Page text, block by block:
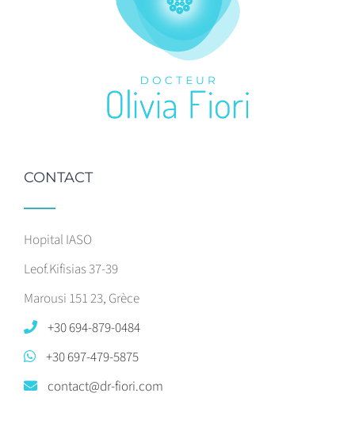
CONTACT
Hopital IASO
Leof.Kifisias 37-39
Marousi 151 23, Grèce
+30 694-879-0484
+30 697-479-5875
contact@dr-fiori.com